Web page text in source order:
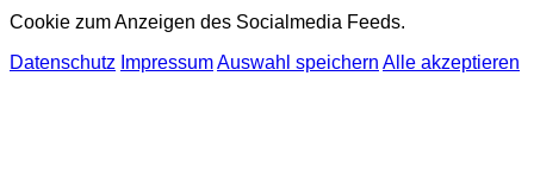
Cookie zum Anzeigen des Socialmedia Feeds.
Datenschutz ImpressumAuswahl speichern Alle akzeptieren